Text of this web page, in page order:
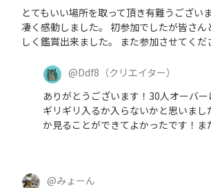
とてもいい場所を取って頂き有難うござい
凄く感動しました。 初参加でしたが皆さん
しく鑑賞出来ました。 また参加させてくだ
@Ddf8 （クリエイター）
ありがとうございます！30人オーバ
ギリギリ入るか入らないかと思いまし
か見ることができてよかったです！ま
@みょーん